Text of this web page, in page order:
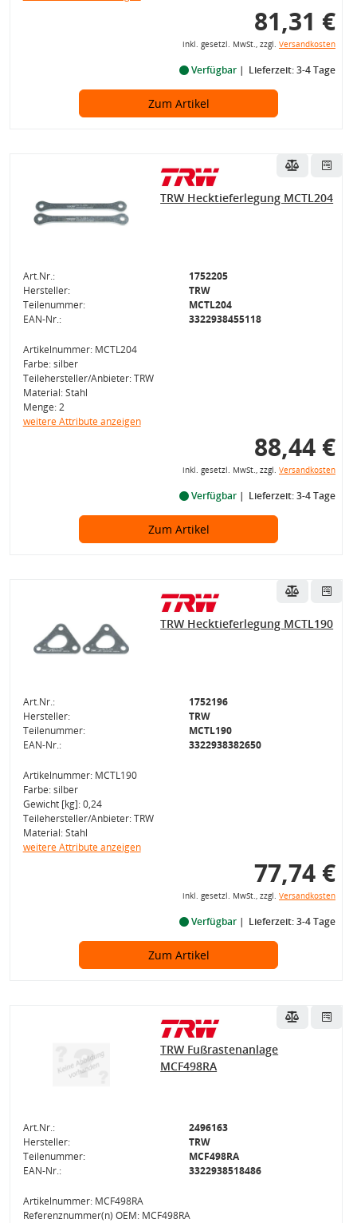
81,31 €
inkl. gesetzl. MwSt., zzgl. Versandkosten
Verfügbar Lieferzeit: 3-4 Tage
Zum Artikel
TRW Hecktieferlegung MCTL204
Art.Nr.:
1752205
Hersteller:
TRW
Teilenummer:
MCTL204
EAN-Nr.:
3322938455118
Artikelnummer: MCTL204
Farbe: silber
Teilehersteller/Anbieter: TRW
Material: Stahl
Menge: 2
weitere Attribute anzeigen
88,44 €
inkl. gesetzl. MwSt., zzgl. Versandkosten
Verfügbar Lieferzeit: 3-4 Tage
Zum Artikel
TRW Hecktieferlegung MCTL190
Art.Nr.:
1752196
Hersteller:
TRW
Teilenummer:
MCTL190
EAN-Nr.:
3322938382650
Artikelnummer: MCTL190
Farbe: silber
Gewicht [kg]: 0,24
Teilehersteller/Anbieter: TRW
Material: Stahl
weitere Attribute anzeigen
77,74 €
inkl. gesetzl. MwSt., zzgl. Versandkosten
Verfügbar Lieferzeit: 3-4 Tage
Zum Artikel
TRW Fußrastenanlage
MCF498RA
Art.Nr.:
2496163
Hersteller:
TRW
Teilenummer:
MCF498RA
EAN-Nr.:
3322938518486
Artikelnummer: MCF498RA
Referenznummer(n) OEM: MCF498RA